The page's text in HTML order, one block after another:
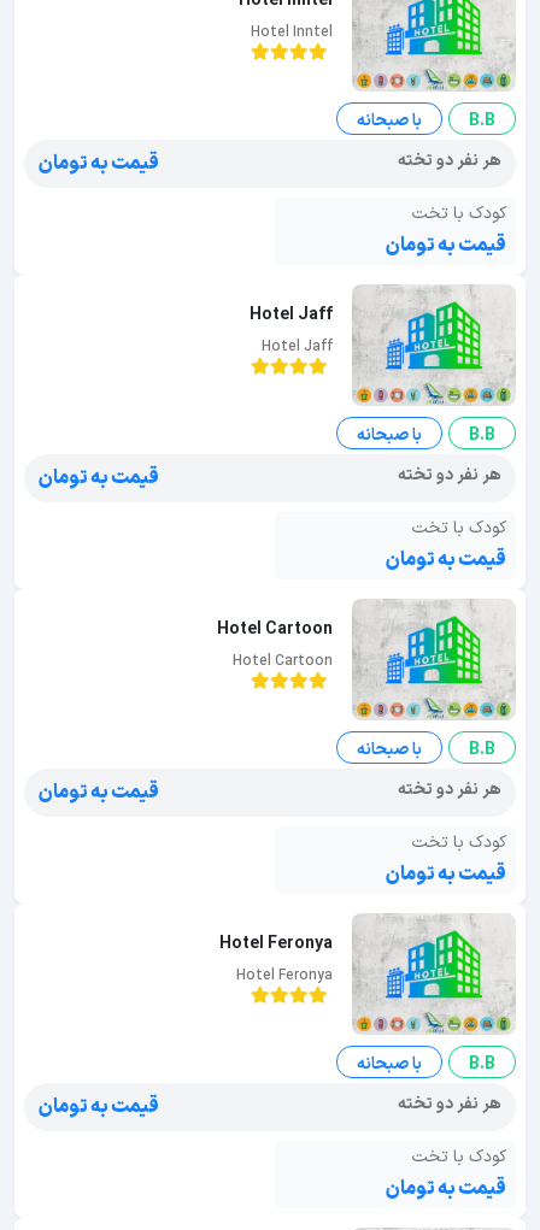
Hotel Inntel
B.B
با صبحانه
هر نفر دو تخته
قیمت به تومان
کودک با تخت
قیمت به تومان
Hotel Jaff
Hotel Jaff
B.B
با صبحانه
هر نفر دو تخته
قیمت به تومان
کودک با تخت
قیمت به تومان
Hotel Cartoon
Hotel Cartoon
B.B
با صبحانه
هر نفر دو تخته
قیمت به تومان
کودک با تخت
قیمت به تومان
Hotel Feronya
Hotel Feronya
B.B
با صبحانه
هر نفر دو تخته
قیمت به تومان
کودک با تخت
قیمت به تومان